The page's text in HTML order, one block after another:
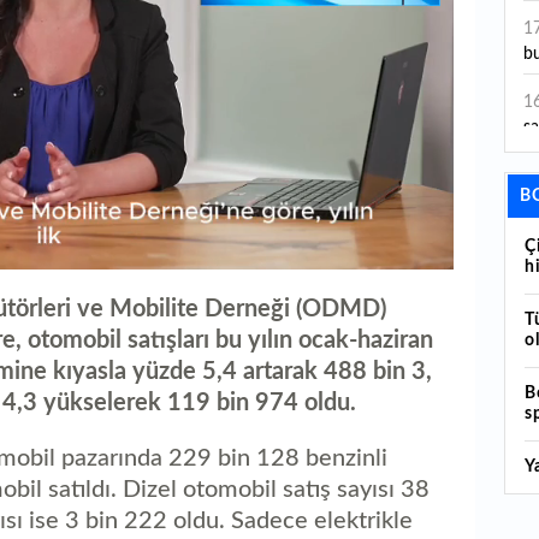
ve Mobilite Derneği (ODMD)
satışları bu yılın ocak-haziran
kıyasla yüzde 5,4 artarak 488 bin 3,
4,3 yükselerek 119 bin 974 oldu.
pazarında 229 bin 128 benzinli
satıldı. Dizel otomobil satış sayısı 38
ise 3 bin 222 oldu. Sadece elektrikle